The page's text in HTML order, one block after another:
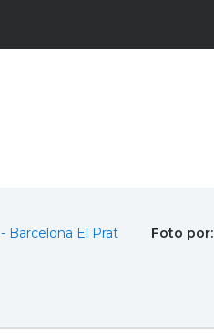
Barcelona El Prat
Foto por: